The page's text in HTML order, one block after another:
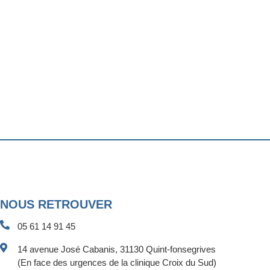
NOUS RETROUVER
05 61 14 91 45
14 avenue José Cabanis, 31130 Quint-fonsegrives
(En face des urgences de la clinique Croix du Sud)